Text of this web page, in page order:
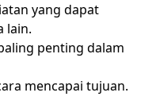
yang dapat
lain.
penting dalam
mencapai tujuan.